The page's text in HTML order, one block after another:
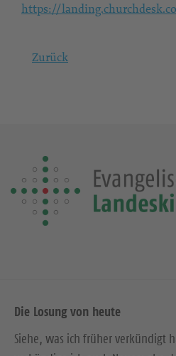
https://
Zurück
Die Losung von heute
Siehe, was ich früher verkündigt